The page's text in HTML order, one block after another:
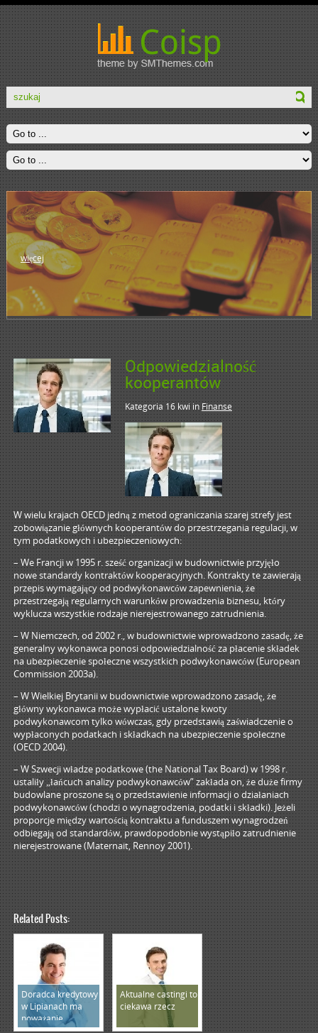
więcej
Odpowiedzialność
kooperantów
Kategoria 16 kwiin Finanse
W wielu krajach OECD jedną z metod ograniczania szarej strefy jest
zobowiązanie głównych kooperantów do przestrzegania regulacji, w
tym podatkowych i ubezpieczeniowych:
– We Francji w 1995 r. sześć organizacji w budownictwie przyjęło
nowe standardy kontraktów kooperacyjnych. Kontrakty te zawierają
przepis wymagający od podwykonawców zapewnienia, że
przestrzegają regularnych warunków prowadzenia biznesu, który
wyklucza wszystkie rodzaje nierejestrowanego zatrudnienia.
– W Niemczech, od 2002 r., w budownictwie wprowadzono zasadę, że
generalny wykonawca ponosi odpowiedzialność za płacenie składek
na ubezpieczenie społeczne wszystkich podwykonawców (European
Commission 2003a).
– W Wielkiej Brytanii w budownictwie wprowadzono zasadę, że
główny wykonawca może wypłacić ustalone kwoty
podwykonawcom tylko wówczas, gdy przedstawią zaświadczenie o
wypłaconych podatkach i składkach na ubezpieczenie społeczne
(OECD 2004).
– W Szwecji władze podatkowe (the National Tax Board) w 1998 r.
ustaliły „łańcuch analizy podwykonawców” zakłada on, że duże firmy
budowlane proszone są o przedstawienie informacji o działaniach
podwykonawców (chodzi o wynagrodzenia, podatki i składki). Jeżeli
proporcje między wartością kontraktu a funduszem wynagrodzeń
odbiegają od standardów, prawdopodobnie wystąpiło zatrudnienie
nierejestrowane (Maternait, Rennoy 2001).
Related Posts:
Doradca kredytowy
w Lipianach ma
poważanie
Aktualne castingi to
ciekawa rzecz